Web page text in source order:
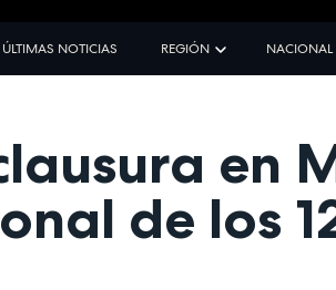
ÚLTIMAS NOTICIAS REGIÓN NACIONAL
en
de los